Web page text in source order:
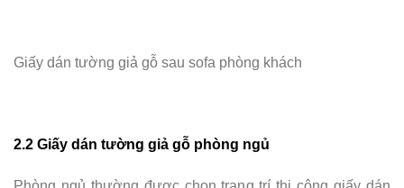
Giấy dán tường giả gỗ sau sofa phòng khách
2.2 Giấy dán tường giả gỗ phòng ngủ